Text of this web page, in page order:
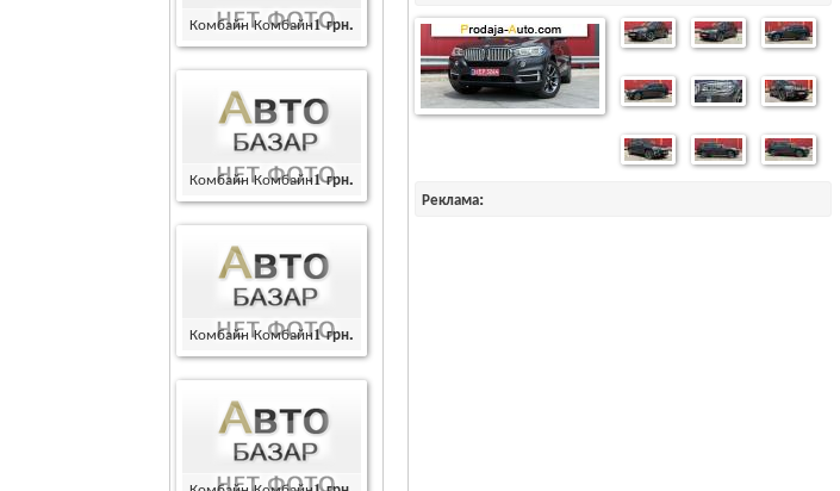
Комбайн Комбайн1 грн.
Комбайн Комбайн1 грн.
Комбайн Комбайн1 грн.
Реклама: